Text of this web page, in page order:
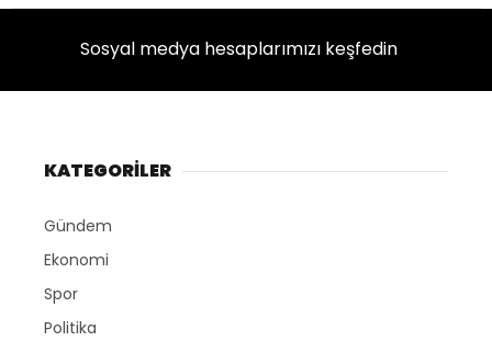
Sosyal medya hesaplarımızı keşfedin
KATEGORİLER
Gündem
Ekonomi
Spor
Politika